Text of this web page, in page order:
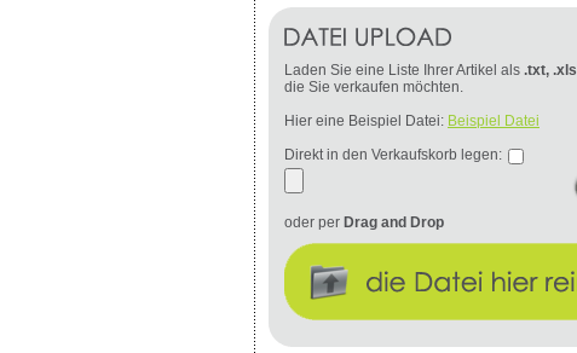
Laden Sie eine Liste Ihrer Artikel als .txt, .xls
die Sie verkaufen möchten.
Hier eine Beispiel Datei: Beispiel Datei
Direkt in den Verkaufskorb legen:
oder per Drag and Drop